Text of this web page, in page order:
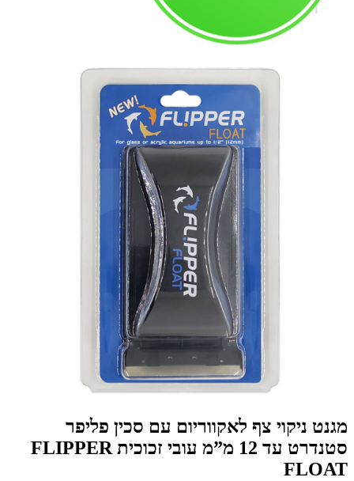
מגנט ניקוי צף לאקווריום עם סכין פליפר
סטנדרט עד 12 מ”מ עובי זכוכית FLIPPER
FLOAT